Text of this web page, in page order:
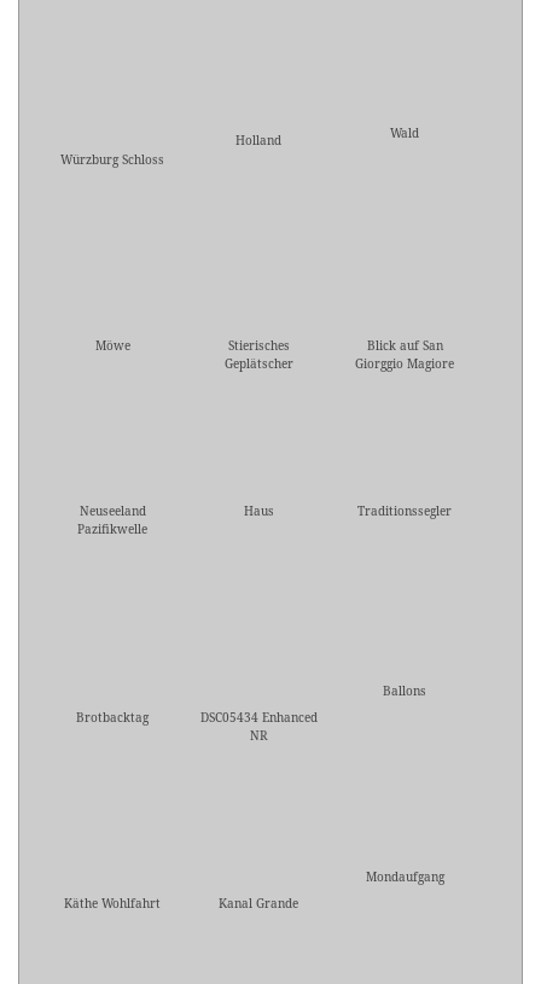
Würzburg Schloss
Holland Wald
Möwe
Stierisches
Geplätscher
Blick auf San
Giorggio Magiore
Neuseeland
Pazifikwelle
Haus Traditionssegler
Brotbacktag
DSC05434 Enhanced
NR
Ballons
Käthe Wohlfahrt Kanal Grande
Mondaufgang